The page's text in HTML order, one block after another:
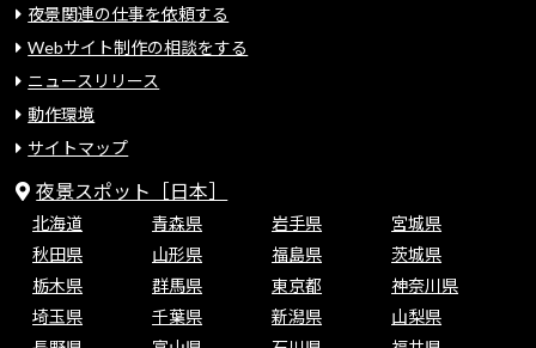
夜景関連の仕事を依頼する
Webサイト制作の相談をする
ニュースリリース
動作環境
サイトマップ
夜景スポット［日本］
北海道 青森県 岩手県
宮城県
秋田県
山形県 福島県
茨城県
栃木県
群馬県 東京都
神奈川県
埼玉県
千葉県 新潟県
山梨県